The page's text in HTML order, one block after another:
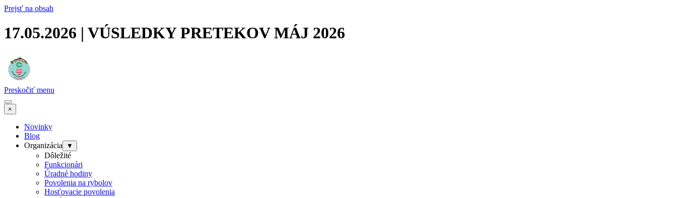
Prejsť na obsah
17.05.2026 | VÚSLEDKY PRETEKOV MÁJ 2026
Preskočiť menu
×
Novinky
Blog
Organizácia
▼
Dôležité
Funkcionári
Úradné hodiny
Povolenia na rybolov
Hosťovacie povolenia